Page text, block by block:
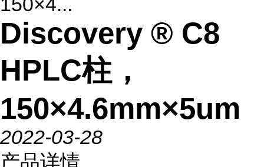
Discovery ® C8
HPLC柱，
150×4.6mm×5um
2022-03-28
产品详情